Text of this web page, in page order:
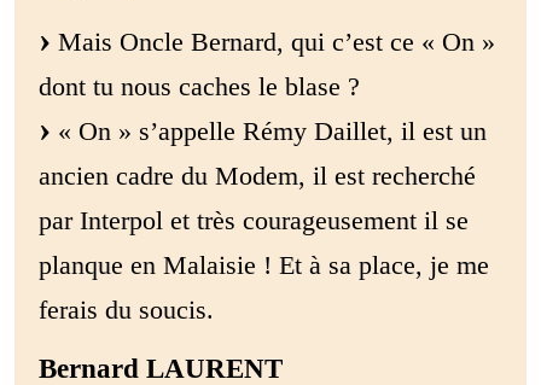
Mais Oncle Bernard, qui c’est ce « On »
dont tu nous caches le blase ?
« On » s’appelle Rémy Daillet, il est un
ancien cadre du Modem, il est recherché
par Interpol et très courageusement il se
planque en Malaisie ! Et à sa place, je me
ferais du soucis.
Bernard LAURENT